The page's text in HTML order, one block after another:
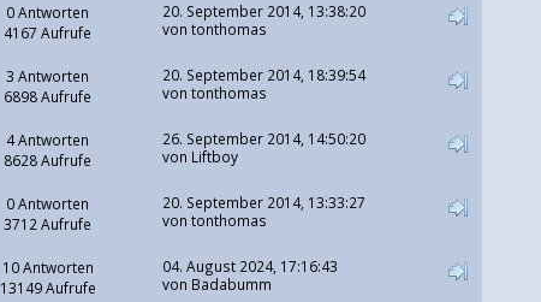
0 Antworten
4167 Aufrufe
20. September 2014, 13:38:20
von tonthomas
3 Antworten
6898 Aufrufe
20. September 2014, 18:39:54
von tonthomas
4 Antworten
8628 Aufrufe
26. September 2014, 14:50:20
von Liftboy
0 Antworten
3712 Aufrufe
20. September 2014, 13:33:27
von tonthomas
10 Antworten
13149 Aufrufe
04. August 2024, 17:16:43
von Badabumm